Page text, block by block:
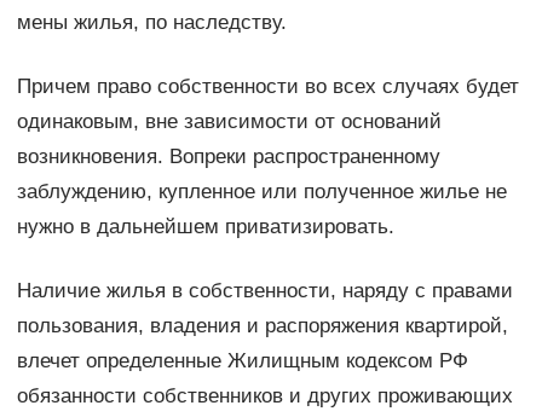
мены жилья, по наследству.
Причем право собственности во всех случаях будет
одинаковым, вне зависимости от оснований
возникновения. Вопреки распространенному
заблуждению, купленное или полученное жилье не
нужно в дальнейшем приватизировать.
Наличие жилья в собственности, наряду с правами
пользования, владения и распоряжения квартирой,
влечет определенные Жилищным кодексом РФ
обязанности собственников и других проживающих